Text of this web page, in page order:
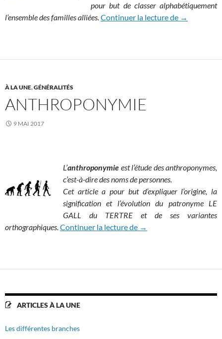
pour but de classer alphabétiquement
l’ensemble des familles alliées.Continuer la lecture de Liste des
→
À LA UNE,GÉNÉRALITÉS
ANTHROPONYMIE
9 MAI 2017
L’anthroponymie est l’étude des anthroponymes,
c’est-à-dire des noms de personnes.
Cet article a pour but d’expliquer l’origine, la
signification et l’évolution du patronyme LE
GALL du TERTRE et de ses variantes
orthographiques.Continuer la lecture de Anthroponymie
→
ARTICLES À LA UNE
Les différentes branches